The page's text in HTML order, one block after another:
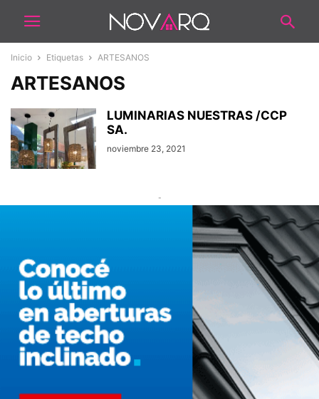
Inicio Etiquetas ARTESANOS
ARTESANOS
LUMINARIAS NUESTRAS /CCP
SA.
noviembre 23, 2021
-